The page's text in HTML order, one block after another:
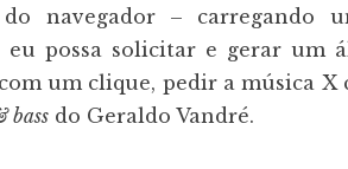
navegador – carregando
eu possa solicitar e gerar um
com um clique, pedir a música X
bass do Geraldo Vandré.